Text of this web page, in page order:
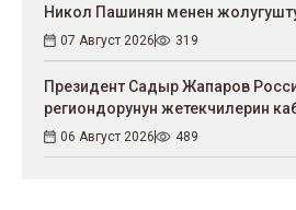
Никол Пашинян менен
07 Август 2026 319
Президент Садыр Жапаров
региондорунун жетекчилерин
06 Август 2026 489